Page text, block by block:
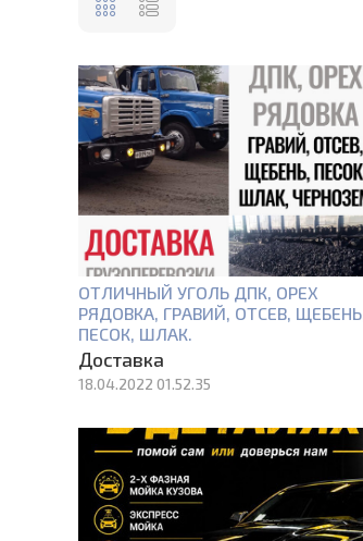
ОТЛИЧНЫЙ УГОЛЬ ДПК, ОРЕХ
РЯДОВКА, ГРАВИЙ, ОТСЕВ, ЩЕБЕНЬ,
ПЕСОК, ШЛАК.
Доставка
18.04.2022 01.52.35